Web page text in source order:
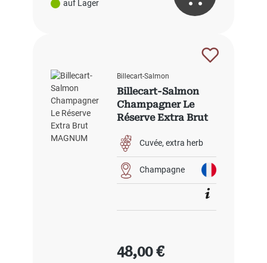
auf Lager
Billecart-Salmon
Billecart-Salmon
Champagner Le
Réserve Extra Brut
Cuvée extra herb
Champagne
Regulärer Preis:
48,00 €